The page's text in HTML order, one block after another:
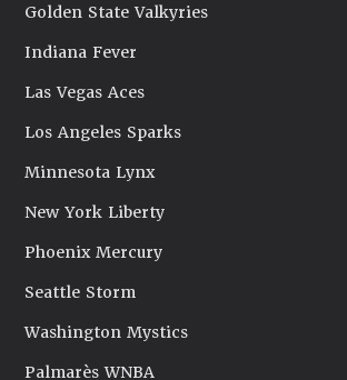
Golden State Valkyries
Indiana Fever
Las Vegas Aces
Los Angeles Sparks
Minnesota Lynx
New York Liberty
Phoenix Mercury
Seattle Storm
Washington Mystics
Palmarès WNBA